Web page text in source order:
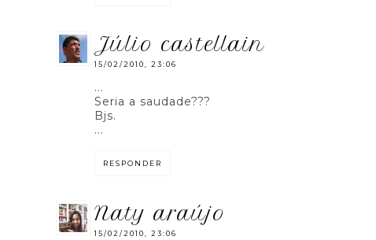
júlio castellain
15/02/2010, 23:06
...
Seria a saudade???
Bjs.
...
RESPONDER
naty araújo
15/02/2010, 23:06